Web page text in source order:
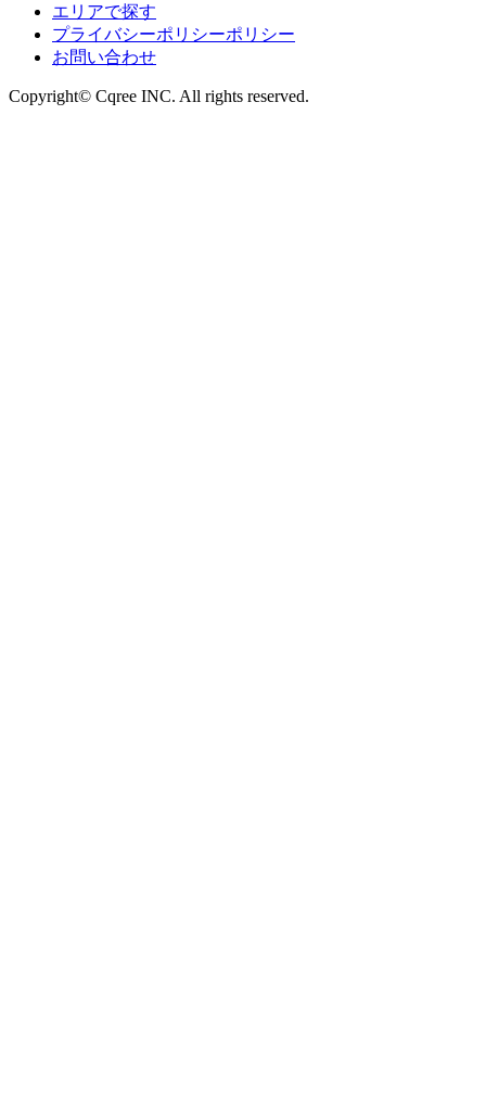
エリアで探す
プライバシーポリシーポリシー
お問い合わせ
Copyright© Cqree INC. All rights reserved.